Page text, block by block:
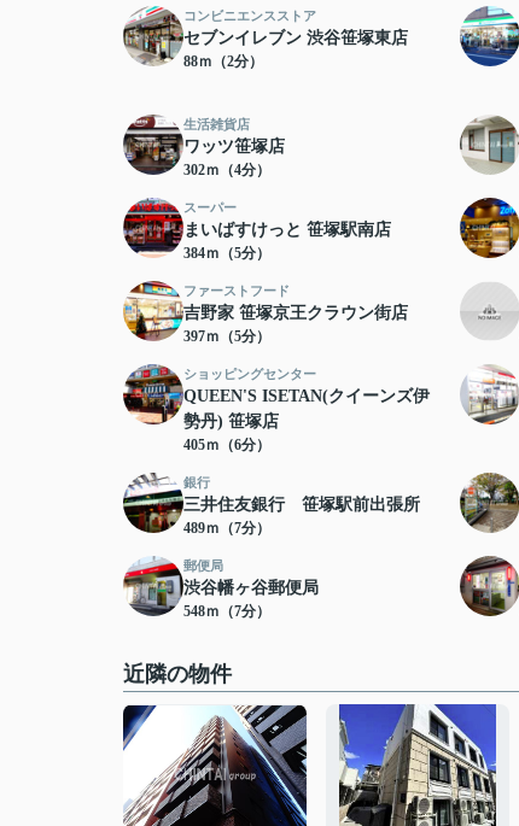
コンビニエンスストア
セブンイレブン 渋谷笹塚東店
88ｍ（2分）
生活雑貨店
ワッツ笹塚店
302ｍ（4分）
スーパー
まいばすけっと 笹塚駅南店
384ｍ（5分）
ファーストフード
吉野家 笹塚京王クラウン街店
397ｍ（5分）
ショッピングセンター
QUEEN'S ISETAN(クイーンズ伊
勢丹) 笹塚店
405ｍ（6分）
銀行
三井住友銀行 笹塚駅前出張所
489ｍ（7分）
郵便局
渋谷幡ヶ谷郵便局
548ｍ（7分）
近隣の物件